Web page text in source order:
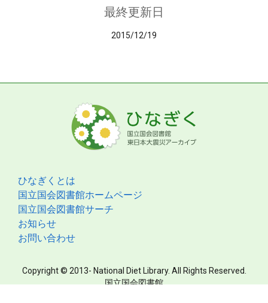
最終更新日
2015/12/19
ひなぎくとは
国立国会図書館ホームページ
国立国会図書館サーチ
お知らせ
お問い合わせ
Copyright © 2013- National Diet Library. All Rights Reserved.